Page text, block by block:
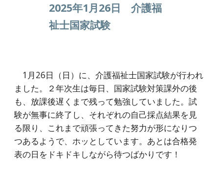
2025年1月26日介護福
祉士国家試験
1月26日（日）に、介護福祉士国家試験が行われ
ました。２年次生は毎日、国家試験対策課外の後
も、放課後遅くまで残って勉強していました。試
験が無事に終了し、それぞれの自己採点結果を見
る限り、これまで頑張ってきた努力が形になりつ
つあるようで、ホッとしています。あとは合格発
表の日をドキドキしながら待つばかりです！